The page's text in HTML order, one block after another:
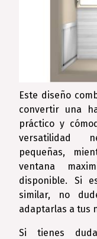
Este diseño
convertir una
práctico y
versatilidad
pequeñas,
ventana
disponible. Si
similar, no
adaptarlas a tus
Si tienes